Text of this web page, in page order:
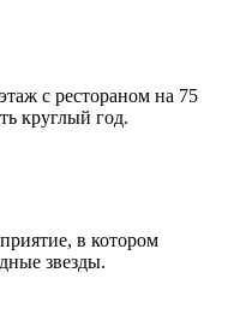
с рестораном на 75
круглый год.
в котором
звезды.